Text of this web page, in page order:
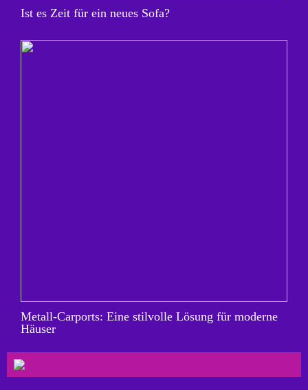
Ist es Zeit für ein neues Sofa?
Metall-Carports: Eine stilvolle Lösung für moderne
Häuser